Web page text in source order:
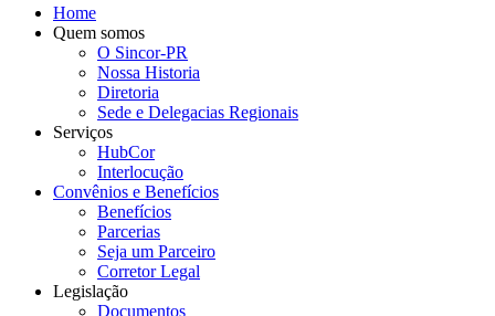
Home
Quem somos
O Sincor-PR
Nossa Historia
Diretoria
Sede e Delegacias Regionais
Serviços
HubCor
Interlocução
Convênios e Benefícios
Benefícios
Parcerias
Seja um Parceiro
Corretor Legal
Legislação
Documentos